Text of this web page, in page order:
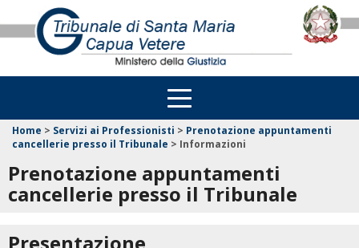
Home > Servizi ai Professionisti > Prenotazione appuntamenti
cancellerie presso il Tribunale > Informazioni
Prenotazione appuntamenti
cancellerie presso il Tribunale